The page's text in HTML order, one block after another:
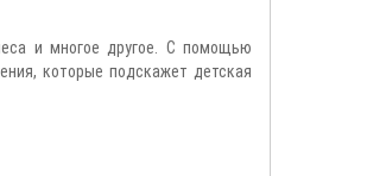
и многое другое. С помощью
которые подскажет детская